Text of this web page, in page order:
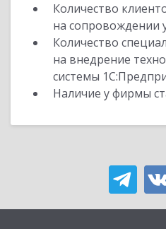
Количество
на сопровождении
Количество
на внедрение
системы
Наличие у фирмы